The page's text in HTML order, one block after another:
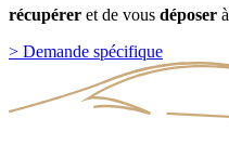
récupérer et de vous déposer à
> Demande spécifique